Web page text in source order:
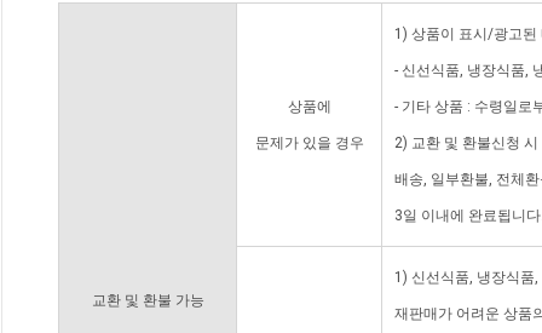
교환 및 환불 가능
상품에
문제가 있을 경우
1) 상품이 표시/광고된
- 신선식품, 냉장식품,
- 기타 상품 : 수령일로
2) 교환 및 환불신청
배송, 일부환불, 전체
3일 이내에 완료됩니
1) 신선식품, 냉장식품
재판매가 어려운 상품